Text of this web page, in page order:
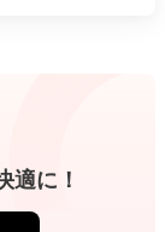
適に！